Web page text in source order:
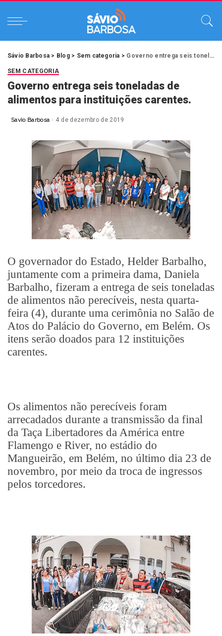
Sávio Barbosa > Blog> Sem categoria > Governo entrega seis toneladas de alimentos para instituições carentes.
SEM CATEGORIA
Governo entrega seis toneladas de
alimentos para instituições carentes.
Posted
Savio Barbosa 4 de dezembro de 2019
O governador do Estado, Helder Barbalho,
juntamente com a primeira dama, Daniela
Barbalho, fizeram a entrega de seis toneladas
de alimentos não perecíveis, nesta quarta-
feira (4), durante uma cerimônia no Salão de
Atos do Palácio do Governo, em Belém. Os
itens serão doados para 12 instituições
carentes.
Os alimentos não perecíveis foram
arrecadados durante a transmissão da final
da Taça Libertadores da América entre
Flamengo e River, no estádio do
Mangueirão, em Belém, no último dia 23 de
novembro, por meio da troca de ingressos
pelos torcedores.